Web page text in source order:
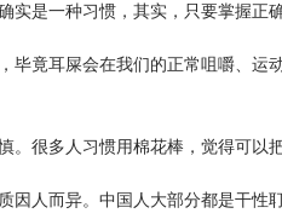
实是一种习惯，其实，只要掌握正
毕竟耳屎会在我们的正常咀嚼、运
。很多人习惯用棉花棒，觉得可以
因人而异。中国人大部分都是干性